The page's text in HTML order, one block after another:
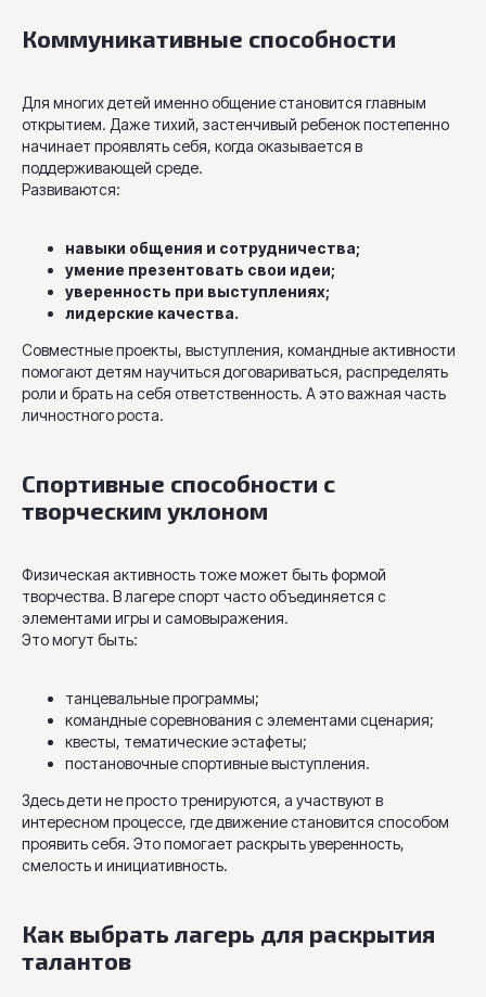
Коммуникативные способности
Для многих детей именно общение становится главным
открытием. Даже тихий, застенчивый ребенок постепенно
начинает проявлять себя, когда оказывается в
поддерживающей среде.
Развиваются:
навыки общения и сотрудничества;
умение презентовать свои идеи;
уверенность при выступлениях;
лидерские качества.
Совместные проекты, выступления, командные активности
помогают детям научиться договариваться, распределять
роли и брать на себя ответственность. А это важная часть
личностного роста.
Спортивные способности с
творческим уклоном
Физическая активность тоже может быть формой
творчества. В лагере спорт часто объединяется с
элементами игры и самовыражения.
Это могут быть:
танцевальные программы;
командные соревнования с элементами сценария;
квесты, тематические эстафеты;
постановочные спортивные выступления.
Здесь дети не просто тренируются, а участвуют в
интересном процессе, где движение становится способом
проявить себя. Это помогает раскрыть уверенность,
смелость и инициативность.
Как выбрать лагерь для раскрытия
талантов